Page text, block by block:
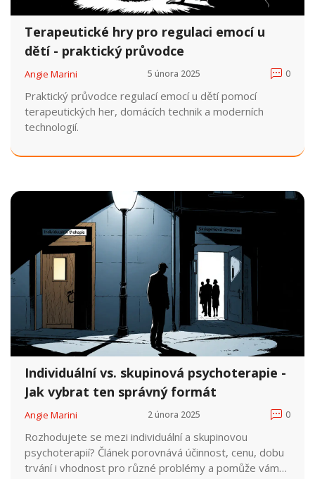
Terapeutické hry pro regulaci emocí u
dětí - praktický průvodce
Angie Marini 5 února 2025 0
Praktický průvodce regulací emocí u dětí pomocí
terapeutických her, domácích technik a moderních
technologií.
Individuální vs. skupinová psychoterapie -
Jak vybrat ten správný formát
Angie Marini 2 února 2025 0
Rozhodujete se mezi individuální a skupinovou
psychoterapií? Článek porovnává účinnost, cenu, dobu
trvání i vhodnost pro různé problémy a pomůže vám